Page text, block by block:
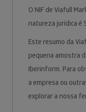
O NIF de Viafull
natureza jurídica é
Este resumo da
pequena amostra
Iberinform. Para
a empresa ou
explorar a nossa